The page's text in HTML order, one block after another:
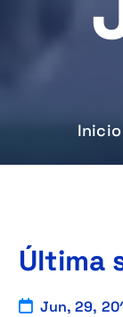
Inicio
Última
Jun, 29,